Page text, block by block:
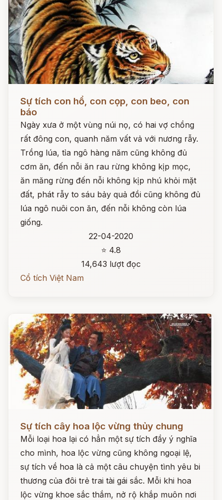
Sự tích con hổ, con cọp, con beo, con
báo
Ngày xưa ở một vùng núi nọ, có hai vợ chồng
rất đông con, quanh năm vất vả với nương rẫy.
Trồng lúa, tỉa ngô hàng năm cũng không đủ
cơm ăn, đến nỗi ăn rau rừng không kịp mọc,
ăn măng rừng đến nỗi không kịp nhú khỏi mặt
đất, phát rẫy to sáu bảy quả đồi cũng không đủ
lúa ngô nuôi con ăn, đến nỗi không còn lúa
giống.
22-04-2020
⭐ 4.8
14,643 lượt đọc
Cổ tích Việt Nam
Sự tích cây hoa lộc vừng thủy chung
Mỗi loại hoa lại có hẳn một sự tích đầy ý nghĩa
cho mình, hoa lộc vừng cũng không ngoại lệ,
sự tích về hoa là cả một câu chuyện tình yêu bi
thương của đôi trẻ trai tài gái sắc. Mỗi khi hoa
lộc vừng khoe sắc thắm, nở rộ khắp muôn nơi